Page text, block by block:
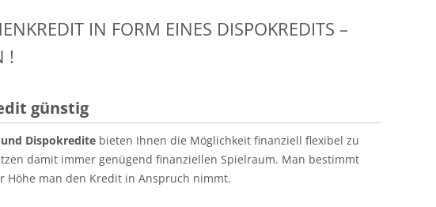
IN FORM EINES DISPOKREDITS –
!
günstig
Dispokredite bieten Ihnen die Möglichkeit finanziell flexibel zu
damit immer genügend finanziellen Spielraum. Man bestimmt
Höhe man den Kredit in Anspruch nimmt.